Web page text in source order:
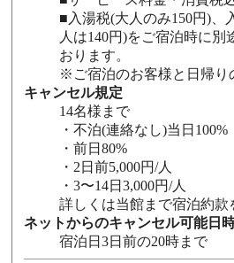
■入湯税(大人のみ150円)、
人は140円)をご宿泊時に別
おります。
※ご宿泊のお客様と日帰り
キャンセル規定
14名様まで
・不泊(連絡なし)当日100%
・前日80%
・2日前5,000円/人
・3〜14日3,000円/人
詳しくは当館まで宿泊約款
ネットからのキャンセル可能日
宿泊日3日前の20時まで